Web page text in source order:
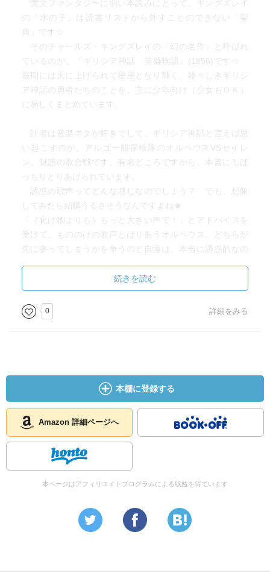
美文ファンタジーに弱い本読みにとって、キングズレイ
の『水の子』は読書リストから外すことのできない「聖
典」です☆
そのチャールズ・キングズレイの「幻の名作」と呼ばれ
ているのが、『ギリシア神話 英雄物語』(1856)です☆
最期には天に上げられて星座となり輝く、雄々しきギリシ
ア神話の勇者たちのことを、主に少年向け（少女もＯＫ）
に易しくまとめています。
評者は音楽ネタが好きでして、ギリシア神話と言えば思
い起こすのが、アルゴー船探検隊のオルペウスVSセイレ
ン、魅惑の歌合戦です。有名どころですから、本書にもば
っちりとりあげられています。
誘惑の歌声ってどんな感じなのでしょう？ でも、想像
してみたら結構うるさそうなんですよね★
「（化け物よりも）もっと大きい声で！」とアドバイスを
受けて、もののけの歌声とはりあうオルペウス。どちらが
先に参ってしまうかを争うのど自慢は、本当に誘惑的なの
船の仲間たちは、さぞかし耳が痛くなりそうです……★
それはそれとして、シンプルながらもしっかり骨太なキ
ングズレイの文章は、英雄たちの勲にふさわしく、堂々た
のを見つけますが、読み聞かせを想定して書かれるからな
のでしょうか。本書もそうで、文に心地よいリズムがあ
る。意識を揺り動かし目覚させる、格調高く力強い美文を
堪能できるのです✧
ペルセウスやテセウスの冒険をたしかめて、ダナエやア
ンドロメダの麗しさを想い、神話の世界を気持ちで旅す
へとつながるラインも見てとることができます。映画『ト
ロイ』も思い起こせます。この読書は、一冊でたくさん愉
続きを読む
0 詳細をみる
本棚に登録する
Amazon 詳細ページへ
本ページはアフィリエイトプログラムによる収益を得ています